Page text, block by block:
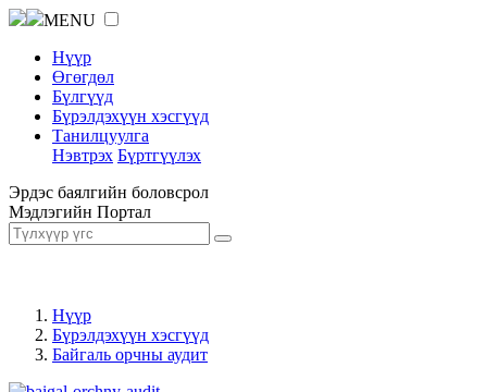
MENU
Нүүр
Өгөгдөл
Бүлгүүд
Бүрэлдэхүүн хэсгүүд
Танилцуулга
Нэвтрэх Бүртгүүлэх
Эрдэс баялгийн боловсрол
Мэдлэгийн Портал
Нүүр
Бүрэлдэхүүн хэсгүүд
Байгаль орчны аудит